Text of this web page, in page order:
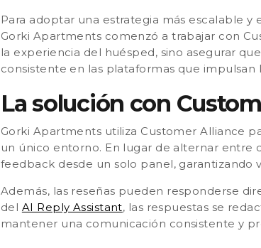
Para adoptar una estrategia más escalable
Gorki Apartments comenzó a trabajar con
la experiencia del huésped, sino asegurar
consistente en las plataformas que impulsan
La solución con
Gorki Apartments utiliza Customer Alliance
un único entorno. En lugar de alternar entre
feedback desde un solo panel, garantizando
Además, las reseñas pueden responderse
del AI Reply Assistant, las respuestas se
mantener una comunicación consistente y